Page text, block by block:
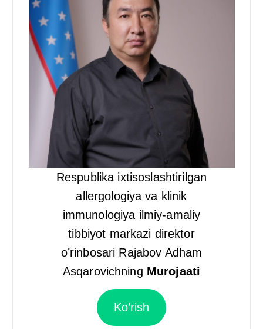
Respublika ixtisoslashtirilgan
allergologiya va klinik
immunologiya ilmiy-amaliy
tibbiyot markazi direktor
o’rinbosari Rajabov Adham
Asqarovichning Murojaati
Ko’rish